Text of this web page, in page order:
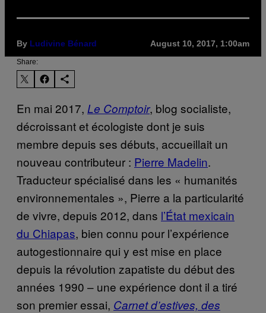
By Ludivine Bénard August 10, 2017, 1:00am
Share:
En mai 2017, Le Comptoir, blog socialiste,
décroissant et écologiste dont je suis
membre depuis ses débuts, accueillait un
nouveau contributeur : Pierre Madelin.
Traducteur spécialisé dans les « humanités
environnementales », Pierre a la particularité
de vivre, depuis 2012, dans l’État mexicain
du Chiapas, bien connu pour l’expérience
autogestionnaire qui y est mise en place
depuis la révolution zapatiste du début des
années 1990 – une expérience dont il a tiré
son premier essai, Carnet d’estives, des